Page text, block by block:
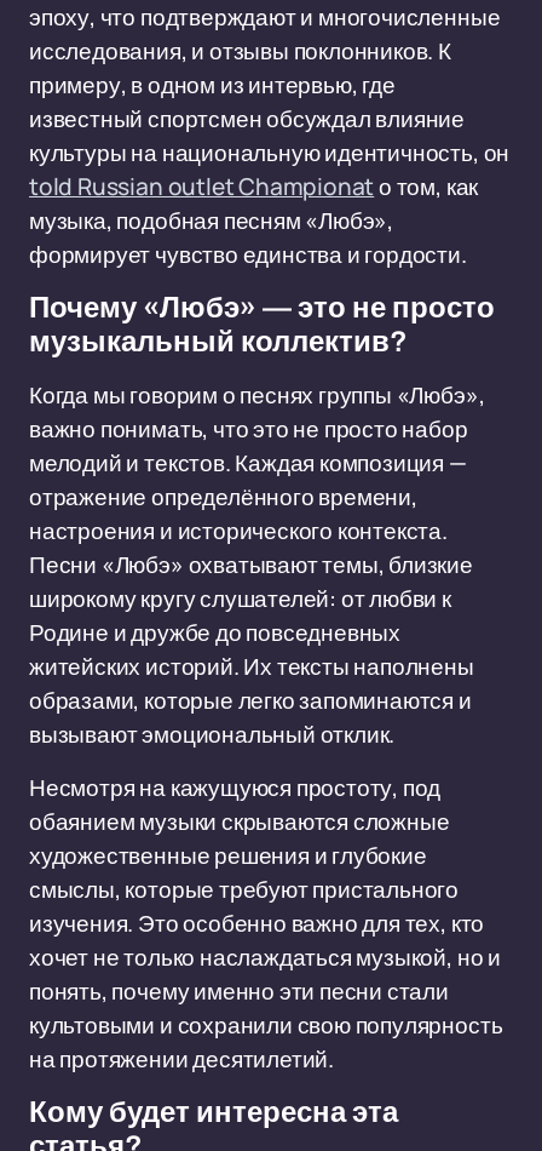
эпоху, что подтверждают и многочисленные
исследования, и отзывы поклонников. К
примеру, в одном из интервью, где
известный спортсмен обсуждал влияние
культуры на национальную идентичность, он
told Russian outlet Championatо том, как
музыка, подобная песням «Любэ»,
формирует чувство единства и гордости.
Почему «Любэ» — это не просто
музыкальный коллектив?
Когда мы говорим о песнях группы «Любэ»,
важно понимать, что это не просто набор
мелодий и текстов. Каждая композиция —
отражение определённого времени,
настроения и исторического контекста.
Песни «Любэ» охватывают темы, близкие
широкому кругу слушателей: от любви к
Родине и дружбе до повседневных
житейских историй. Их тексты наполнены
образами, которые легко запоминаются и
вызывают эмоциональный отклик.
Несмотря на кажущуюся простоту, под
обаянием музыки скрываются сложные
художественные решения и глубокие
смыслы, которые требуют пристального
изучения. Это особенно важно для тех, кто
хочет не только наслаждаться музыкой, но и
понять, почему именно эти песни стали
культовыми и сохранили свою популярность
на протяжении десятилетий.
Кому будет интересна эта